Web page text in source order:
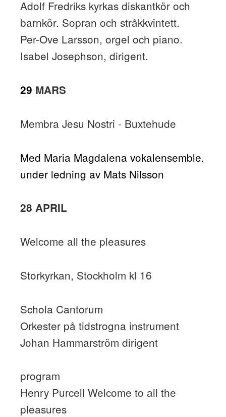
Adolf Fredriks kyrkas diskantkör och
barnkör. Sopran och stråkkvintett.
Per-Ove Larsson, orgel och piano.
Isabel Josephson, dirigent.
29 MARS
Membra Jesu Nostri - Buxtehude
Med Maria Magdalena vokalensemble,
under ledning av Mats Nilsson
28 APRIL
Welcome all the pleasures
Storkyrkan, Stockholm kl 16
Schola Cantorum
Orkester på tidstrogna instrument
Johan Hammarström dirigent
program
Henry Purcell Welcome to all the
pleasures